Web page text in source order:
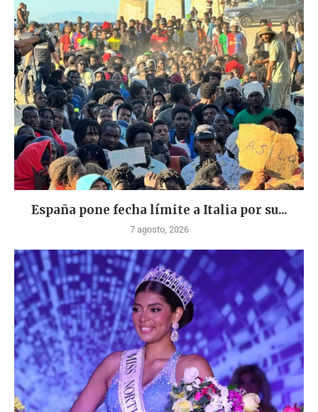
España pone fecha límite a Italia por su...
7 agosto, 2026